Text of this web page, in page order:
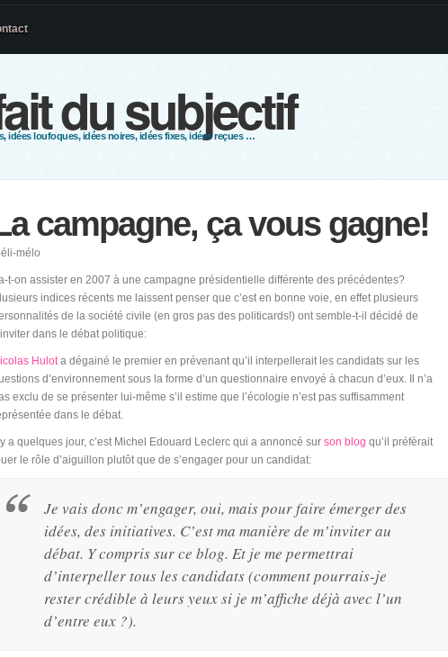
du subjectif
idées loufoques, idées noires, idées fixes, idées reçues …
campagne, ça vous gagne!
mélo
t-on assister en 2007 à une campagne présidentielle différente des précédentes?
indices récents me laissent penser que c’est en bonne voie, en effet plusieurs
de la société civile (en gros pas des politicards!) ont semble-t-il décidé de
dans le débat politique:
Hulota dégainé le premier en prévenant qu’il interpellerait les candidats sur les
d’environnement sous la forme d’un questionnaire envoyé à chacun d’eux. Il n’a
exclu de se présenter lui-même s’il estime que l’écologie n’est pas suffisamment
dans le débat.
y a quelques jour, c’est Michel Edouard Leclerc qui a annoncé sur son blog qu’il préfèrait
le rôle d’aiguillon plutôt que de s’engager pour un candidat:
Je vais donc m’engager, oui, mais pour faire émerger des
idées, des initiatives. C’est ma manière de m’inviter au
débat. Y compris sur ce blog. Et je me permettrai
d’interpeller tous les candidats (comment pourrais-je
rester crédible à leurs yeux si je m’affiche déjà avec l’un
d’entre eux ?).